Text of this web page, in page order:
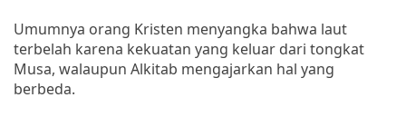
Umumnya orang Kristen menyangka bahwa laut
terbelah karena kekuatan yang keluar dari tongkat
Musa, walaupun Alkitab mengajarkan hal yang
berbeda.